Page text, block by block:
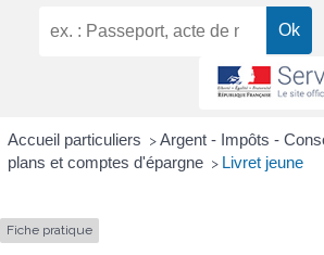
Accueil particuliers > Argent - Impôts -
plans et comptes d'épargne > Livret jeune
Fiche pratique